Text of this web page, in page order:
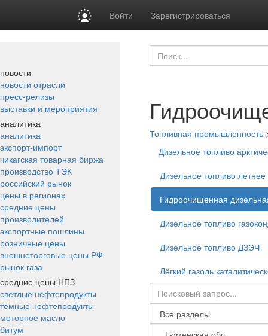
Войти Зарегистрироваться
новости
новости отрасли
пресс-релизы
выставки и мероприятия
аналитика
аналитика
экспорт-импорт
чикагская товарная биржа
производство ТЭК
российский рынок
цены в регионах
средние цены
производителей
экспортные пошлины
розничные цены
внешнеторговые цены РФ
рынок газа
средние цены НПЗ
светлые нефтепродукты
тёмные нефтепродукты
моторное масло
битум
Топливная промышленность
Дизельное топливо
Дизельное топливо летнее
Гидроочищенная
Дизельное топливо
Дизельное топливо ДЗЭЧ
Лёгкий газоль